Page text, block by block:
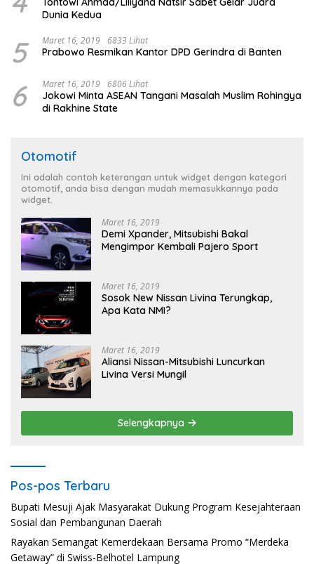
Dunia Kedua
5 Maret 16, 2019 6833 Lihat
Prabowo Resmikan Kantor DPD Gerindra di Banten
6 Maret 16, 2019 6806 Lihat
Jokowi Minta ASEAN Tangani Masalah Muslim Rohingya
di Rakhine State
Otomotif
Ini adalah contoh keterangan untuk widget dengan kategori
otomotif, anda bisa dengan mudah memasukkannya pada
widget.
Maret 16, 2019
Demi Xpander, Mitsubishi Bakal
Mengimpor Kembali Pajero Sport
Maret 16, 2019
Sosok New Nissan Livina Terungkap,
Apa Kata NMI?
Maret 16, 2019
Aliansi Nissan-Mitsubishi Luncurkan
Livina Versi Mungil
Selengkapnya
Pos-pos Terbaru
Bupati Mesuji Ajak Masyarakat Dukung Program Kesejahteraan
Sosial dan Pembangunan Daerah
Rayakan Semangat Kemerdekaan Bersama Promo “Merdeka
Getaway” di Swiss-Belhotel Lampung